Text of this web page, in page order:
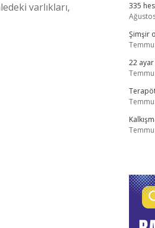
varlıkları,
335
Şimşir
22